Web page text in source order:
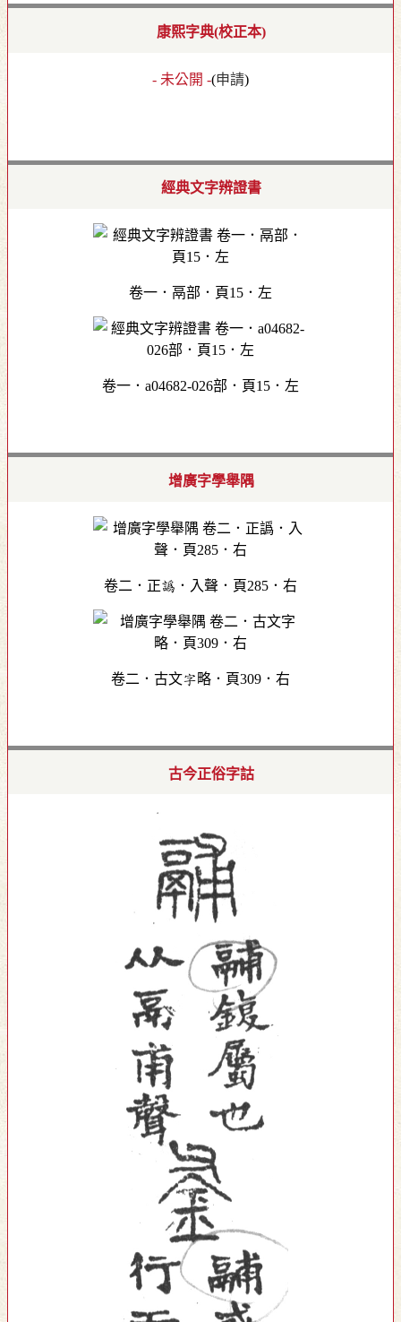
康熙字典(校正本)
- 未公開 -(申請)
經典文字辨證書
卷一．鬲部．頁15．左
卷一．a04682-026部．頁15．左
增廣字學舉隅
卷二．正譌．入聲．頁285．右
卷二．古文字略．頁309．右
古今正俗字詁